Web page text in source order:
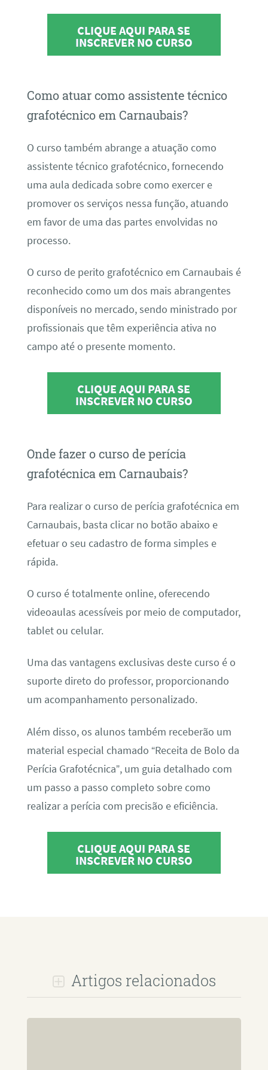
CLIQUE AQUI PARA SE
INSCREVER NO CURSO
Como atuar como assistente técnico
grafotécnico em Carnaubais?
O curso também abrange a atuação como
assistente técnico grafotécnico, fornecendo
uma aula dedicada sobre como exercer e
promover os serviços nessa função, atuando
em favor de uma das partes envolvidas no
processo.
O curso de perito grafotécnico em Carnaubais é
reconhecido como um dos mais abrangentes
disponíveis no mercado, sendo ministrado por
profissionais que têm experiência ativa no
campo até o presente momento.
CLIQUE AQUI PARA SE
INSCREVER NO CURSO
Onde fazer o curso de perícia
grafotécnica em Carnaubais?
Para realizar o curso de perícia grafotécnica em
Carnaubais, basta clicar no botão abaixo e
efetuar o seu cadastro de forma simples e
rápida.
O curso é totalmente online, oferecendo
videoaulas acessíveis por meio de computador,
tablet ou celular.
Uma das vantagens exclusivas deste curso é o
suporte direto do professor, proporcionando
um acompanhamento personalizado.
Além disso, os alunos também receberão um
material especial chamado “Receita de Bolo da
Perícia Grafotécnica”, um guia detalhado com
um passo a passo completo sobre como
realizar a perícia com precisão e eficiência.
CLIQUE AQUI PARA SE
INSCREVER NO CURSO
Artigos relacionados